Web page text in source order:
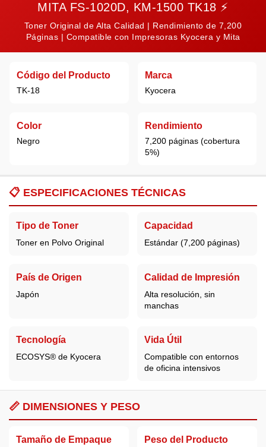
MITA FS-1020D, KM-1500 TK18 ⚡
Toner Original de Alta Calidad | Rendimiento de 7,200
Páginas | Compatible con Impresoras Kyocera y Mita
Código del Producto
TK-18
Marca
Kyocera
Color
Negro
Rendimiento
7,200 páginas (cobertura
5%)
📋 ESPECIFICACIONES TÉCNICAS
Tipo de Toner
Toner en Polvo Original
Capacidad
Estándar (7,200 páginas)
País de Origen
Japón
Calidad de Impresión
Alta resolución, sin
manchas
Tecnología
ECOSYS® de Kyocera
Vida Útil
Compatible con entornos
de oficina intensivos
📏 DIMENSIONES Y PESO
Tamaño de Empaque Peso del Producto